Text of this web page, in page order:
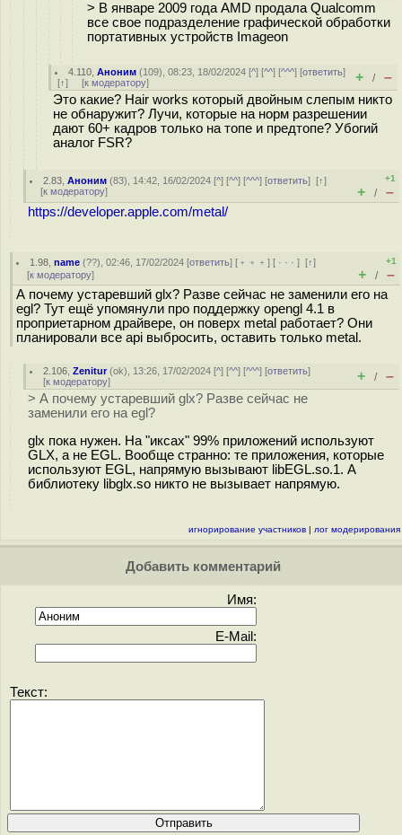
> В январе 2009 года AMD продала Qualcomm
все свое подразделение графической обработки
портативных устройств Imageon
4.110 ,Аноним (109), 08:23, 18/02/2024 [^] [^^] [^^^] [ответить]
[↑] [к модератору] + / –
Это какие? Hair works который двойным слепым никто
не обнаружит? Лучи, которые на норм разрешении
дают 60+ кадров только на топе и предтопе? Убогий
аналог FSR?
2.83 ,Аноним (83), 14:42, 16/02/2024 [^] [^^] [^^^] [ответить][↑]
[к модератору]
+1
+ / –
https://developer.apple.com/metal/
1.98 ,name (??), 02:46, 17/02/2024 [ответить] [ ﹢﹢﹢] [ · · ·][↑]
[к модератору]
+1
+ / –
А почему устаревший glx? Разве сейчас не заменили его на
egl? Тут ещё упомянули про поддержку opengl 4.1 в
проприетарном драйвере, он поверх metal работает? Они
планировали все api выбросить, оставить только metal.
2.106 ,Zenitur(ok), 13:26, 17/02/2024 [^] [^^] [^^^] [ответить]
[к модератору] + / –
> А почему устаревший glx? Разве сейчас не
заменили его на egl?
glx пока нужен. На "иксах" 99% приложений используют
GLX, а не EGL. Вообще странно: те приложения, которые
используют EGL, напрямую вызывают libEGL.so.1. А
библиотеку libglx.so никто не вызывает напрямую.
игнорирование участников | лог модерирования
Добавить комментарий
Имя:
E-Mail:
Текст: